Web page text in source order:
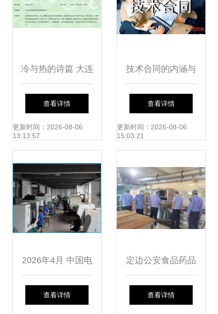
活动在德州召开
冷与热的诗篇 大连
熵立得传热技术的
技术开发与咨询美
查看详情
更新时间：2026-08-06
13:13:57
技术合同的内涵与
法律要点解析 以技
术开发与技术咨询
查看详情
更新时间：2026-08-06
15:03:21
2026年4月 中国电
缸制造领域Top 8标
查看详情
定边公安食品药品
侦查大队 筑牢校园
查看详情